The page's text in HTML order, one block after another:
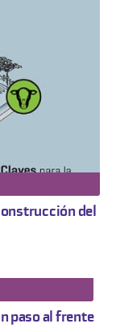
del
paso al frente